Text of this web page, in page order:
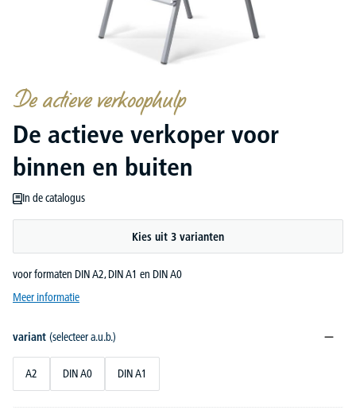
De actieve verkoophulp
De actieve verkoper voor
binnen en buiten
In de catalogus
Kies uit 3 varianten
voor formaten DIN A2, DIN A1 en DIN A0
Meer informatie
variant (selecteer a.u.b.)
A2 DIN A0 DIN A1